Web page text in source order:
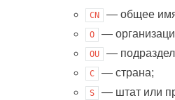
CN — общее
O —
OU —
C — страна;
S — штат или